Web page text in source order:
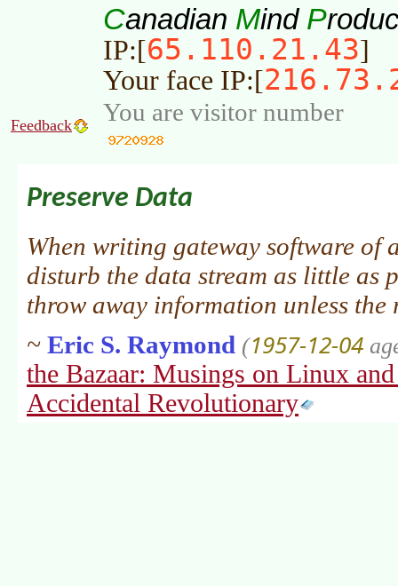
Canadian Mind P
IP:[65.110.21.43]
Your face IP:[
Feedback You are visitor number